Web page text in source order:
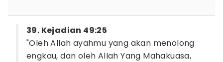
39. Kejadian 49:25
"Oleh Allah ayahmu yang akan menolong
engkau, dan oleh Allah Yang Mahakuasa,